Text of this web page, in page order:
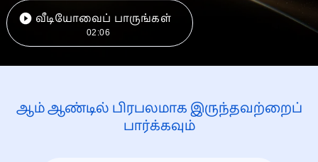
வீடியோவைப் பாருங்கள்
02:06
ஆம் ஆண்டில் பிரபலமாக இருந்தவற்றைப்
பார்க்கவும்